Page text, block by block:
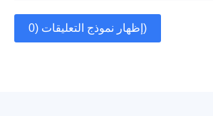
إظهار نموذج التعليقات (0)